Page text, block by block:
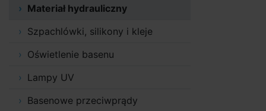
Materiał hydrauliczny
Szpachlówki, silikony i kleje
Oświetlenie basenu
Lampy UV
Basenowe przeciwprądy